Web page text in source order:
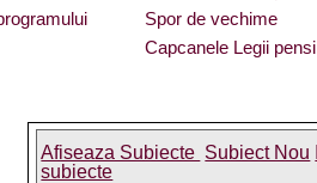
Spor de vechime
Capcanele Legii
Afiseaza Subiecte Subiect Nou
subiecte